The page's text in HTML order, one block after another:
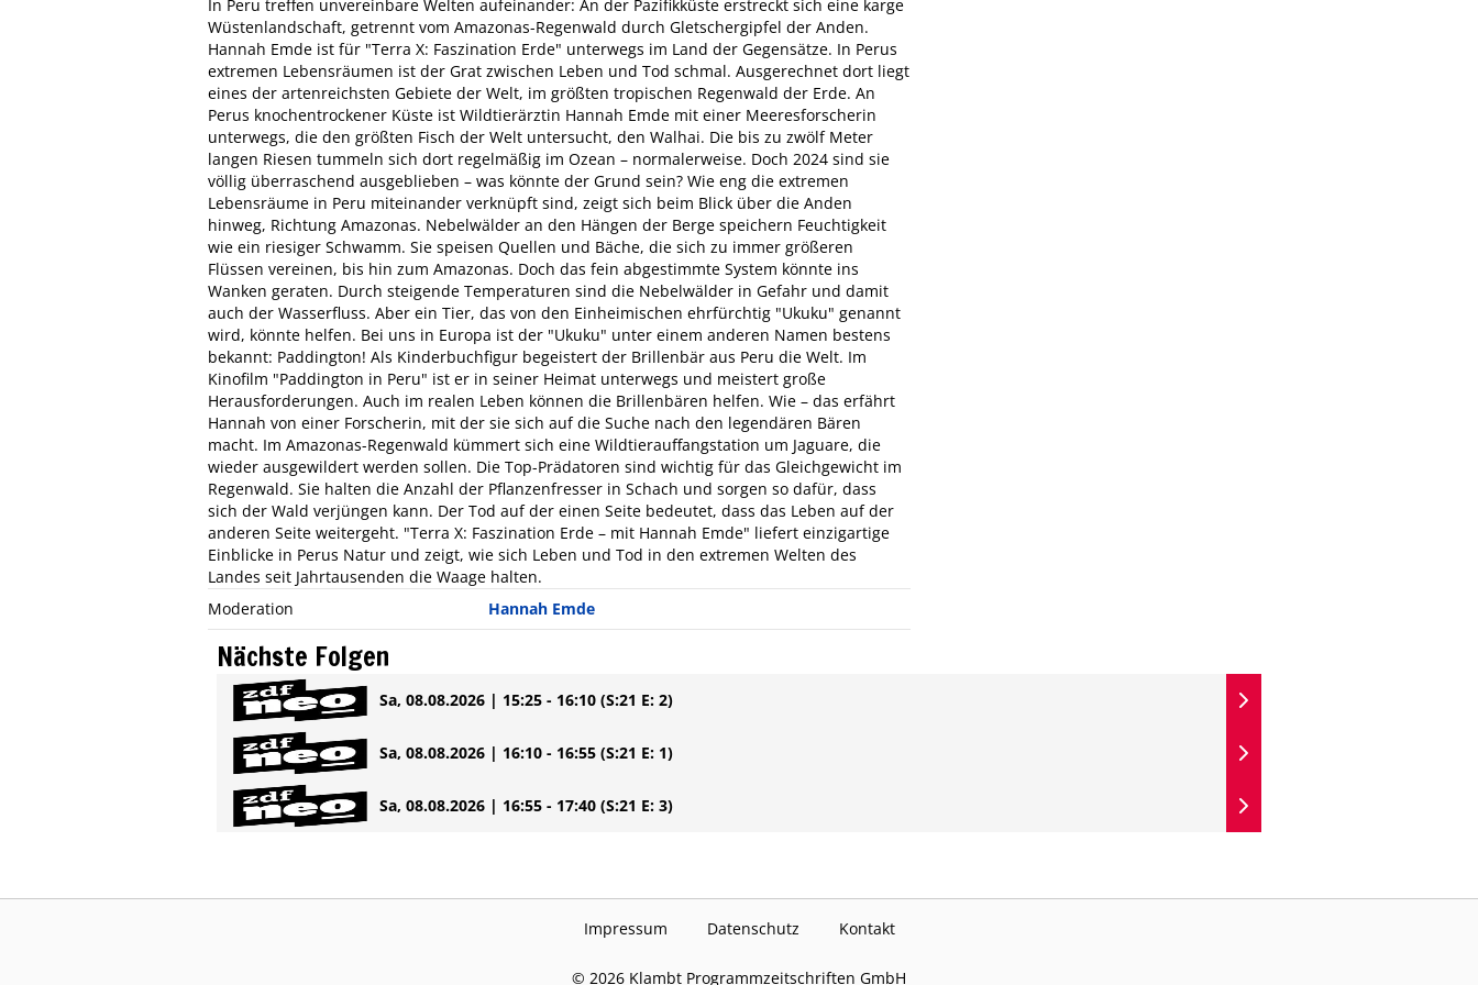
In Peru treffen unvereinbare Welten aufeinander: An der Pazifikküste erstreckt sich eine karge
Wüstenlandschaft, getrennt vom Amazonas-Regenwald durch Gletschergipfel der Anden.
Hannah Emde ist für "Terra X: Faszination Erde" unterwegs im Land der Gegensätze. In Perus
extremen Lebensräumen ist der Grat zwischen Leben und Tod schmal. Ausgerechnet dort liegt
eines der artenreichsten Gebiete der Welt, im größten tropischen Regenwald der Erde. An
Perus knochentrockener Küste ist Wildtierärztin Hannah Emde mit einer Meeresforscherin
unterwegs, die den größten Fisch der Welt untersucht, den Walhai. Die bis zu zwölf Meter
langen Riesen tummeln sich dort regelmäßig im Ozean – normalerweise. Doch 2024 sind sie
völlig überraschend ausgeblieben – was könnte der Grund sein? Wie eng die extremen
Lebensräume in Peru miteinander verknüpft sind, zeigt sich beim Blick über die Anden
hinweg, Richtung Amazonas. Nebelwälder an den Hängen der Berge speichern Feuchtigkeit
wie ein riesiger Schwamm. Sie speisen Quellen und Bäche, die sich zu immer größeren
Flüssen vereinen, bis hin zum Amazonas. Doch das fein abgestimmte System könnte ins
Wanken geraten. Durch steigende Temperaturen sind die Nebelwälder in Gefahr und damit
auch der Wasserfluss. Aber ein Tier, das von den Einheimischen ehrfürchtig "Ukuku" genannt
wird, könnte helfen. Bei uns in Europa ist der "Ukuku" unter einem anderen Namen bestens
bekannt: Paddington! Als Kinderbuchfigur begeistert der Brillenbär aus Peru die Welt. Im
Kinofilm "Paddington in Peru" ist er in seiner Heimat unterwegs und meistert große
Herausforderungen. Auch im realen Leben können die Brillenbären helfen. Wie – das erfährt
Hannah von einer Forscherin, mit der sie sich auf die Suche nach den legendären Bären
macht. Im Amazonas-Regenwald kümmert sich eine Wildtierauffangstation um Jaguare, die
wieder ausgewildert werden sollen. Die Top-Prädatoren sind wichtig für das Gleichgewicht im
Regenwald. Sie halten die Anzahl der Pflanzenfresser in Schach und sorgen so dafür, dass
sich der Wald verjüngen kann. Der Tod auf der einen Seite bedeutet, dass das Leben auf der
anderen Seite weitergeht. "Terra X: Faszination Erde – mit Hannah Emde" liefert einzigartige
Einblicke in Perus Natur und zeigt, wie sich Leben und Tod in den extremen Welten des
Landes seit Jahrtausenden die Waage halten.
Moderation
Hannah Emde
Nächste Folgen
Sa, 08.08.2026 | 15:25 - 16:10 (S:21 E: 2)
Sa, 08.08.2026 | 16:10 - 16:55 (S:21 E: 1)
Sa, 08.08.2026 | 16:55 - 17:40 (S:21 E: 3)
Impressum Datenschutz Kontakt
© 2026 Klambt Programmzeitschriften GmbH